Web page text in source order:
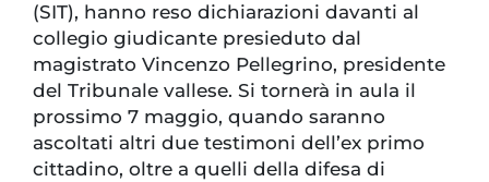
(SIT), hanno reso dichiarazioni davanti al
collegio giudicante presieduto dal
magistrato Vincenzo Pellegrino, presidente
del Tribunale vallese. Si tornerà in aula il
prossimo 7 maggio, quando saranno
ascoltati altri due testimoni dell’ex primo
cittadino, oltre a quelli della difesa di